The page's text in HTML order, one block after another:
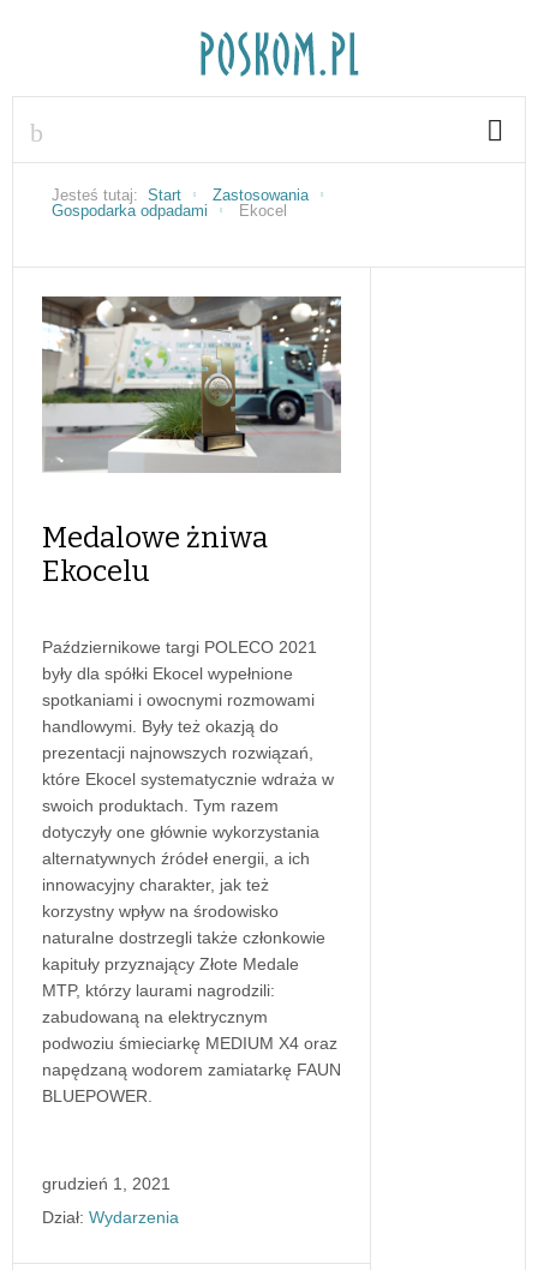
Jesteś tutaj: Start
Zastosowania
Gospodarka odpadami
Ekocel
Medalowe żniwa
Ekocelu
Październikowe targi POLECO 2021
były dla spółki Ekocel wypełnione
spotkaniami i owocnymi rozmowami
handlowymi. Były też okazją do
prezentacji najnowszych rozwiązań,
które Ekocel systematycznie wdraża w
swoich produktach. Tym razem
dotyczyły one głównie wykorzystania
alternatywnych źródeł energii, a ich
innowacyjny charakter, jak też
korzystny wpływ na środowisko
naturalne dostrzegli także członkowie
kapituły przyznający Złote Medale
MTP, którzy laurami nagrodzili:
zabudowaną na elektrycznym
podwoziu śmieciarkę MEDIUM X4 oraz
napędzaną wodorem zamiatarkę FAUN
BLUEPOWER.
grudzień 1, 2021
Dział: Wydarzenia